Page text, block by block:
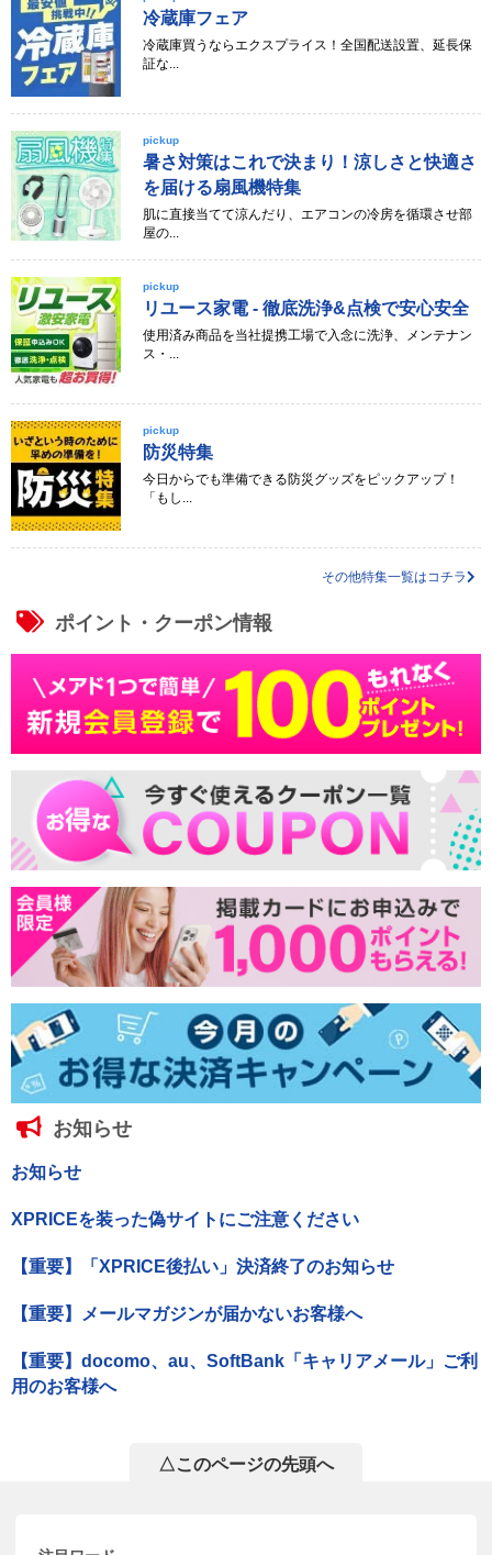
冷蔵庫フェア
冷蔵庫買うならエクスプライス！全国配送設置、延長保
証な...
pickup
暑さ対策はこれで決まり！涼しさと快適さ
を届ける扇風機特集
肌に直接当てて涼んだり、エアコンの冷房を循環させ部
屋の...
pickup
リユース家電 - 徹底洗浄&点検で安心安全
使用済み商品を当社提携工場で入念に洗浄、メンテナン
ス・...
pickup
防災特集
今日からでも準備できる防災グッズをピックアップ！
「もし...
その他特集一覧はコチラ
ポイント・クーポン情報
お知らせ
お知らせ
XPRICEを装った偽サイトにご注意ください
【重要】「XPRICE後払い」決済終了のお知らせ
【重要】メールマガジンが届かないお客様へ
【重要】docomo、au、SoftBank「キャリアメール」ご利
用のお客様へ
△このページの先頭へ